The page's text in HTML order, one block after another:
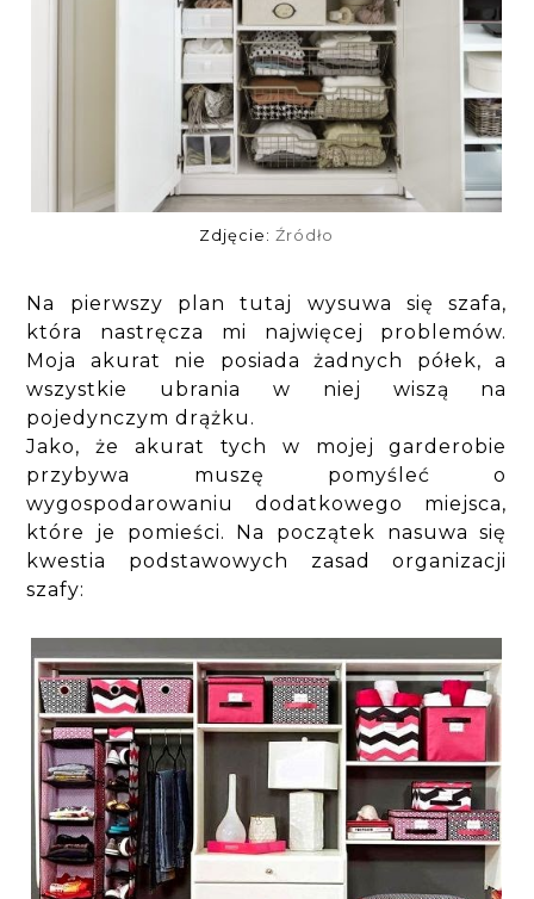
Zdjęcie:Źródło
Na pierwszy plan tutaj wysuwa się szafa,
która nastręcza mi najwięcej problemów.
Moja akurat nie posiada żadnych półek, a
wszystkie ubrania w niej wiszą na
pojedynczym drążku.
Jako, że akurat tych w mojej garderobie
przybywa muszę pomyśleć o
wygospodarowaniu dodatkowego miejsca,
które je pomieści. Na początek nasuwa się
kwestia podstawowych zasad organizacji
szafy: